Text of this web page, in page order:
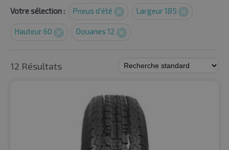
Votre sélection : Pneus d'été Largeur 185
Hauteur 60 Douanes 12
12 Résultats